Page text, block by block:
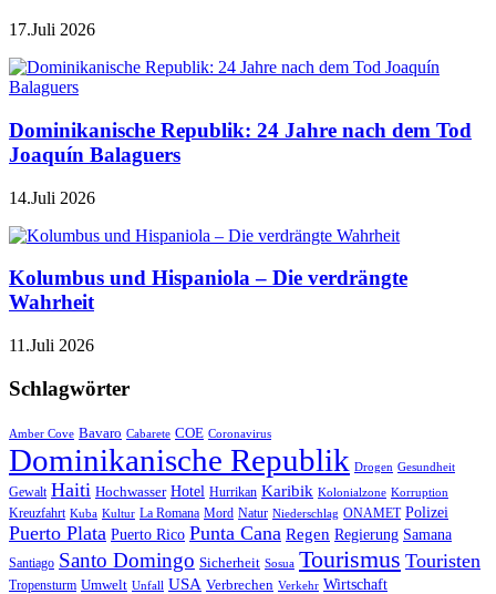
17.Juli 2026
Dominikanische Republik: 24 Jahre nach dem Tod
Joaquín Balaguers
14.Juli 2026
Kolumbus und Hispaniola – Die verdrängte
Wahrheit
11.Juli 2026
Schlagwörter
Amber Cove Bavaro Cabarete COE Coronavirus
Dominikanische Republik Drogen Gesundheit
Gewalt Haiti Hochwasser Hotel Hurrikan Karibik Kolonialzone Korruption
Kreuzfahrt Kuba Kultur La Romana Mord Natur Niederschlag ONAMET Polizei
Puerto Plata Puerto Rico Punta Cana Regen Regierung Samana
Santiago Santo Domingo Sicherheit Sosua Tourismus Touristen
Tropensturm Umwelt Unfall USA Verbrechen Verkehr Wirtschaft